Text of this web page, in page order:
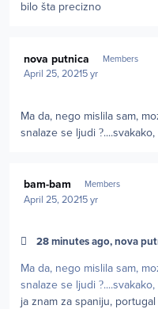
bilo šta precizno
nova putnica Members
April 25, 20215 yr
Ma da, nego mislila sam,
snalaze se ljudi ?
bam-bam Members
April 25, 20215 yr
28 minutes ago, nova
Ma da, nego mislila sam,
snalaze se ljudi ?
ja znam za spaniju,